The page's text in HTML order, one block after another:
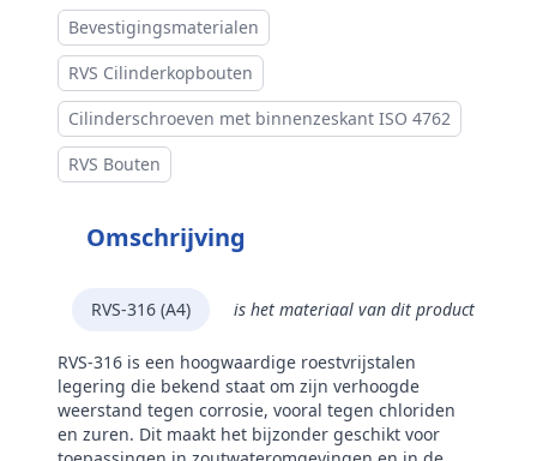
Aandrijving
Inhoud verpakking
Merk
RVS Products
Bevestigingsmaterialen
RVS Cilinderkopbouten
Cilinderschroeven met binnenzeskant ISO 4762
RVS Bouten
Omschrijving
RVS-316 (A4) is het materiaal van dit product
RVS-316 is een hoogwaardige roestvrijstalen
legering die bekend staat om zijn verhoogde
weerstand tegen corrosie, vooral tegen chloriden
en zuren. Dit maakt het bijzonder geschikt voor